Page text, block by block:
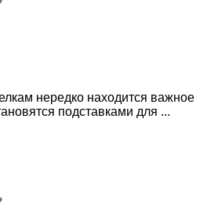
нередко находится важное
подставками для ...